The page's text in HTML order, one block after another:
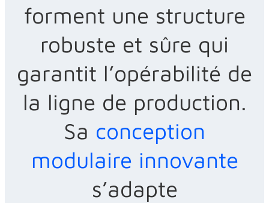
forment une structure
robuste et sûre qui
garantit l’opérabilité de
la ligne de production.
Sa conception
modulaire innovante
s’adapte